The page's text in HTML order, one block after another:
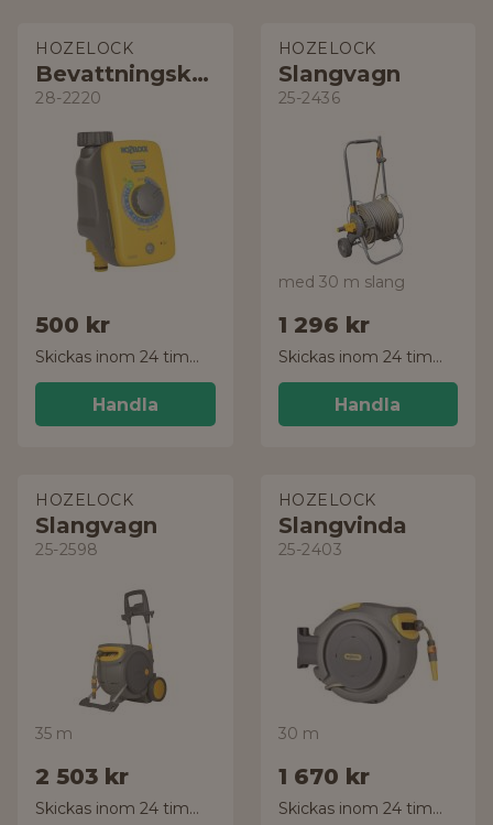
HOZELOCK
Bevattningskontroll
28-2220
500 kr
Skickas inom 24 timmar!
Handla
HOZELOCK
Slangvagn
25-2436
med 30 m slang
1 296 kr
Skickas inom 24 timmar!
Handla
HOZELOCK
Slangvagn
25-2598
35 m
2 503 kr
Skickas inom 24 timmar!
HOZELOCK
Slangvinda
25-2403
30 m
1 670 kr
Skickas inom 24 timmar!